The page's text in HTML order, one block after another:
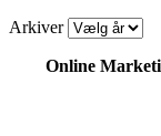
Arkiver
Online